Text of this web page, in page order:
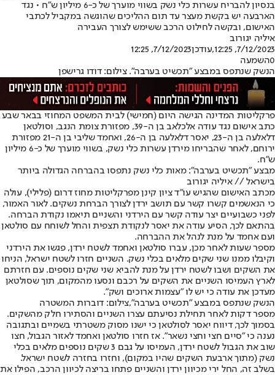
בנסיון להבריח עשרות כלי נשק בשווי מוערך של כ-6 מיליון ש"ח • נגד
הארבעה יש בקשת מעצר עד תום ההליכים שהוגשה במקביל לכתבי
האישום, ובקשה לחילוט הרכב ששימש לצורך העבירה
איליה יגורוב
7/12/2023, 12:25
,עודכן7/12/2023, 12:25
0השמעה
הנשק שנתפס במבצע "תכשיט בערבה". צילום: דודו גרישפן
פרקליטות המדינה הגישה היום (חמישי) לבית המשפט המחוזי בבאר שבע
כתב אישום נגד עודה אלכלאב בן ה-39, מפזורת צומת הנגב, וסולטאן
דלאלעה בן ה-23, יאסר דלאלעה בן ה-26, ואחמד שליבי בן ה-21 מפזורת
ירוחם, לאחר ש
הבריחו מירדן עשרות כלי נשק, בשווי מוערך של כ-6 מיליון
ש"ח.
מבצע ״תכשיט בערבה״: מאות כלי נשק נתפסו בהברחה הגדולה ביותר
בישראל // איליה יגורוב
מכתב האישום שהגיש עו"ד ציון קינן מפרקליטות מחוז דרום (פלילי), עולה
כי הנאשמים קשרו קשר עם תושב ירדן לצורך הברחת נשקים. לאור האמור,
לפני כשבועיים יצר עודה קשר עם הירדני והשניים תיאמו נקודת הברחה.
בהתאם לכך, הסיע עודה את יאסר לנקודת תצפית והחל לשוחח עם סולטאן
ועם אחמד על מנת לנהל את ההברחה.
מספר שעות לאחר מכן, עברו סולטאן ואחמד לשטח ירדן, פגשו את הירדני
וקיבלו ממנו שני שקים מלאים בכלי נשק. השניים חזרו לשטח ישראל, הניחו
את השקים ושבו לשטח ירדן על מנת להביא שני שקים נוספים. עם חזרתם
לארץ העמיסו השניים את השקים על רכבם ונסעו מהמקום, תוך שסולטאן
מעדכן את עודה כי יש לו "עצמות ארוכים ושק".
הנשק שנתפס במבצע "תכשיט בערבה",צילום: דוברות המשטרה
מספר דקות לאחר תחילת נסיעתם עצרו השניים והסתירו חלק מהשקים.
בסמוך לכך, דיווח יאסר לסולטאן כי ישנו מסוק משטרתי בשמיים ובתגובה
נענה כי "סיים חצי וחצי נשאר". אז חזרו סולטאן ואחמד לאזור הגבול, חצו
שוב את הגבול לשטח ירדן, העמיסו על גבם 3 שקים נוספים מלאים בכלי
נשק (מתוך ארבעת השקים שהיו במקום), וחזרו בחזרה לשטח ישראל.
בשלב זה, החל ירי מכיוון ירדן והשניים פתחו בריצה לכיוון הרכב, הפילו את